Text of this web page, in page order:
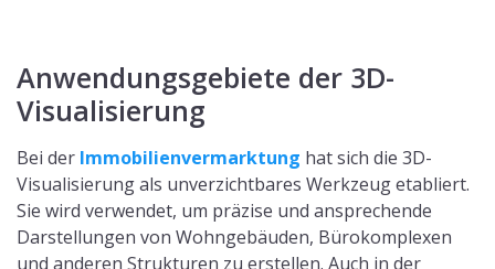
Anwendungsgebiete der 3D-
Visualisierung
Bei der Immobilienvermarktung hat sich die 3D-
Visualisierung als unverzichtbares Werkzeug etabliert.
Sie wird verwendet, um präzise und ansprechende
Darstellungen von Wohngebäuden, Bürokomplexen
und anderen Strukturen zu erstellen. Auch in der